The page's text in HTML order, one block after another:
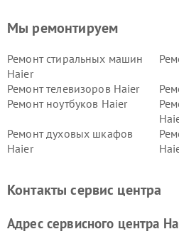
Мы ремонтируем
Ремонт стиральных машин
Haier
Ремонт телевизоров Haier
Ремонт ноутбуков Haier
Ремонт духовых шкафов
Haier
Ремонт роботов-пылесосов
Контакты сервис центра
Адрес сервисного центра